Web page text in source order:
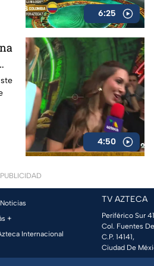
6:25
4:50
PUBLICIDAD
+
Internacional
TV AZTECA
Periférico Sur
Col. Fuentes
C.P. 14141,
Ciudad De